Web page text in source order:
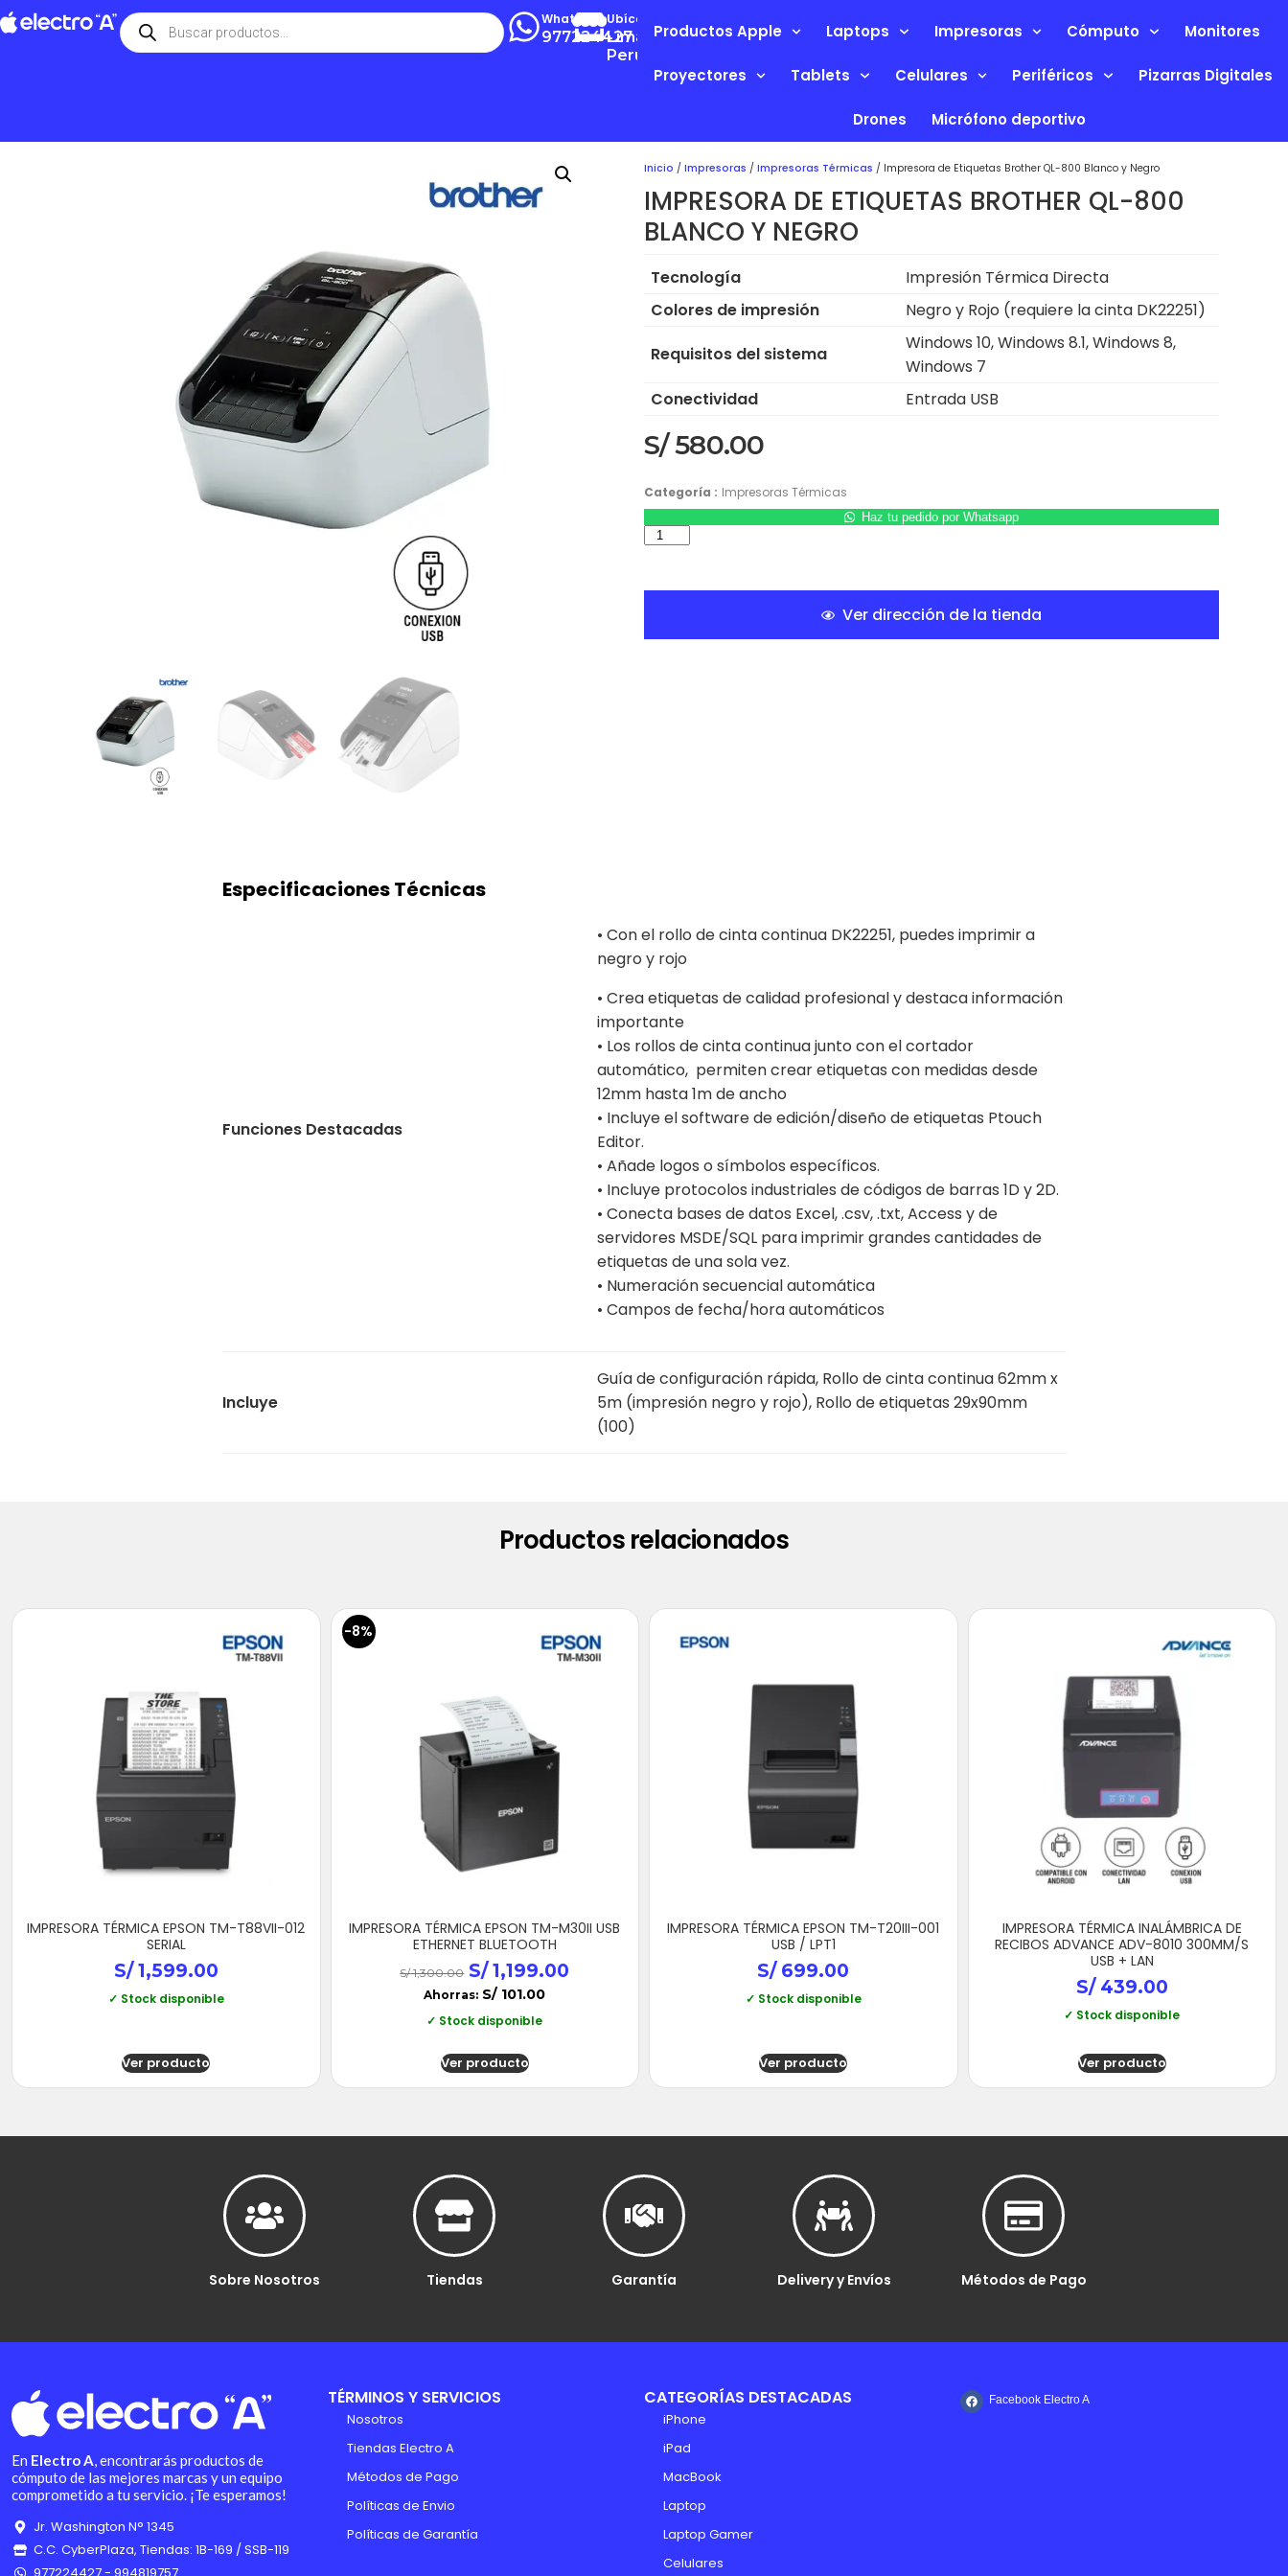
Whatsapp
977224427
Ubícanos
Lima-
Perú
Productos Apple Laptops Impresoras Cómputo Monitores
Proyectores Tablets Celulares Periféricos Pizarras Digitales
Drones Micrófono deportivo
Inicio / Impresoras / Impresoras Térmicas / Impresora de Etiquetas Brother QL-800 Blanco y Negro
IMPRESORA DE ETIQUETAS BROTHER QL-800
BLANCO Y NEGRO
Tecnología
Impresión Térmica Directa
Colores de impresión
Negro y Rojo (requiere la cinta DK22251)
Requisitos del sistema
Windows 10, Windows 8.1, Windows 8,
Windows 7
Conectividad
Entrada USB
S/580.00
Categoría : Impresoras Térmicas
Haz tu pedido por Whatsapp
Ver dirección de la tienda
Especificaciones Técnicas
Funciones Destacadas
• Con el rollo de cinta continua DK22251, puedes imprimir a
negro y rojo
• Crea etiquetas de calidad profesional y destaca información
importante
• Los rollos de cinta continua junto con el cortador
automático, permiten crear etiquetas con medidas desde
12mm hasta 1m de ancho
• Incluye el software de edición/diseño de etiquetas Ptouch
Editor.
• Añade logos o símbolos específicos.
• Incluye protocolos industriales de códigos de barras 1D y 2D.
• Conecta bases de datos Excel, .csv, .txt, Access y de
servidores MSDE/SQL para imprimir grandes cantidades de
etiquetas de una sola vez.
• Numeración secuencial automática
• Campos de fecha/hora automáticos
Incluye
Guía de configuración rápida, Rollo de cinta continua 62mm x
5m (impresión negro y rojo), Rollo de etiquetas 29x90mm
(100)
Productos relacionados
IMPRESORA TÉRMICA EPSON TM-T88VII-012
SERIAL
S/1,599.00
✓ Stock disponible
Ver producto
-8%
IMPRESORA TÉRMICA EPSON TM-M30II USB
ETHERNET BLUETOOTH
S/1,300.00 S/1,199.00
Ahorras: S/ 101.00
✓ Stock disponible
Ver producto
IMPRESORA TÉRMICA EPSON TM-T20III-001
USB / LPT1
S/699.00
✓ Stock disponible
Ver producto
IMPRESORA TÉRMICA INALÁMBRICA DE
RECIBOS ADVANCE ADV-8010 300MM/S
USB + LAN
S/439.00
✓ Stock disponible
Ver producto
Sobre Nosotros Tiendas Garantía Delivery y Envíos Métodos de Pago
En Electro A, encontrarás productos de
cómputo de las mejores marcas y un equipo
comprometido a tu servicio. ¡Te esperamos!
Jr. Washington N° 1345
C.C. CyberPlaza, Tiendas: 1B-169 / SSB-119
TÉRMINOS Y SERVICIOS
Nosotros
Tiendas Electro A
Métodos de Pago
Políticas de Envio
Políticas de Garantía
CATEGORÍAS DESTACADAS
iPhone
iPad
MacBook
Laptop
Laptop Gamer
Celulares
Facebook Electro A